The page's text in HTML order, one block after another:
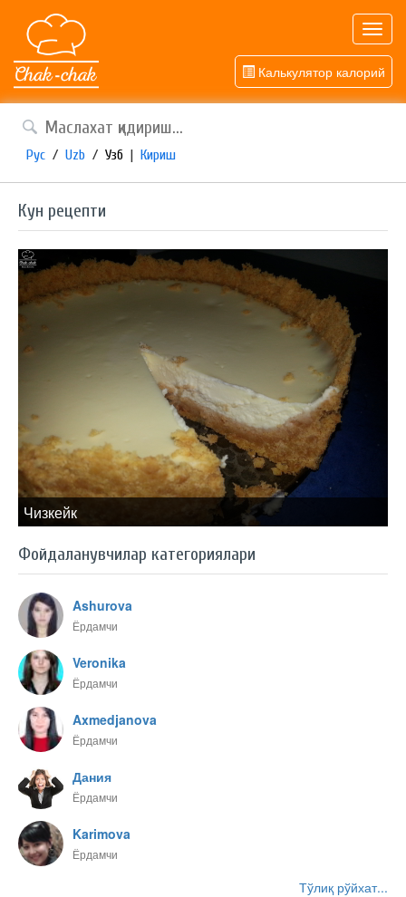
Калькулятор калорий
Рус / Uzb / Узб | Кириш
Кун рецепти
Чизкейк
Фойдаланувчилар категориялари
Ashurova
Ёрдамчи
Veronika
Ёрдамчи
Axmedjanova
Ёрдамчи
Дания
Ёрдамчи
Karimova
Ёрдамчи
Тўлиқ рўйхат...